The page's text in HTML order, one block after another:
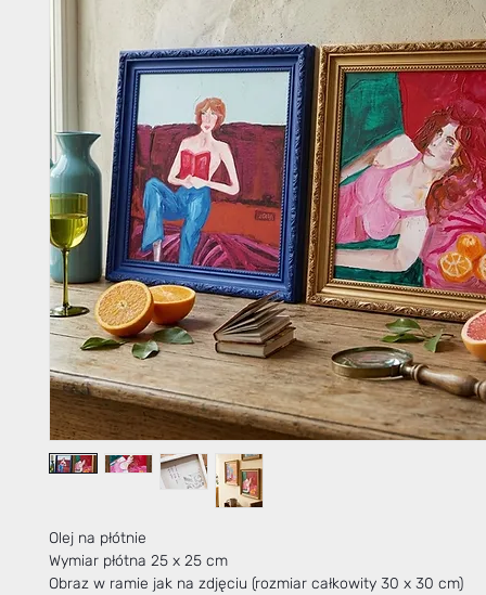
Olej na płótnie
Wymiar płótna 25 x 25 cm
Obraz w ramie jak na zdjęciu (rozmiar całkowity 30 x 30 cm)